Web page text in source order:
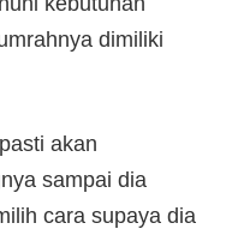
dimiliki
akan
sampai dia
cara supaya dia